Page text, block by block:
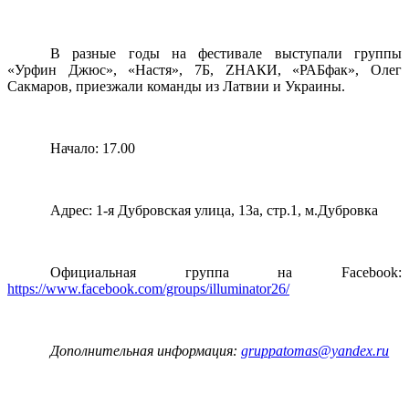
В разные годы на фестивале выступали группы
«Урфин Джюс», «Настя», 7Б, ZНАКИ, «РАБфак», Олег
Сакмаров, приезжали команды из Латвии и Украины.
Начало: 17.00
Адрес: 1-я Дубровская улица, 13а, стр.1, м.Дубровка
Официальная группа на Facebook:
https://www.facebook.com/groups/illuminator26/
Дополнительная информация:gruppatomas@yandex.ru